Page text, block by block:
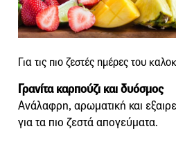
Για τις πιο ζεστές ημέρες του
Γρανίτα καρπούζι και δυόσμος
Ανάλαφρη, αρωματική και
για τα πιο ζεστά απογεύματα.